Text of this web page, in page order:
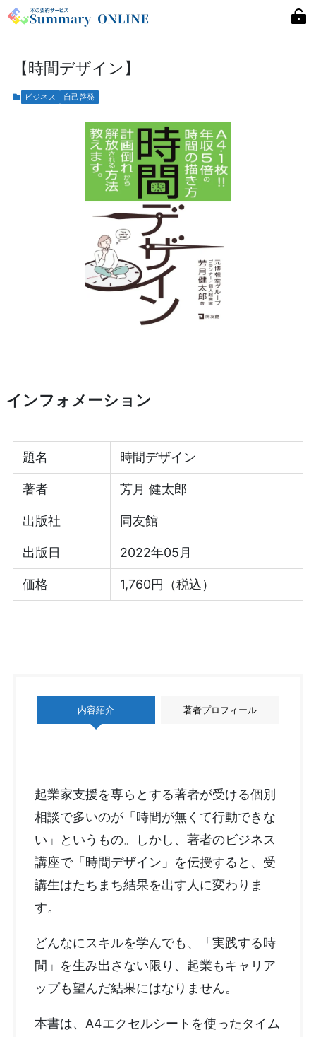
【時間デザイン】
ビジネス 自己啓発
インフォメーション
題名 時間デザイン
著者 芳月 健太郎
出版社 同友館
出版日 2022年05月
価格 1,760円（税込）
内容紹介 著者プロフィール
起業家支援を専らとする著者が受ける個別
相談で多いのが「時間が無くて行動できな
い」というもの。しかし、著者のビジネス
講座で「時間デザイン」を伝授すると、受
講生はたちまち結果を出す人に変わりま
す。
どんなにスキルを学んでも、「実践する時
間」を生み出さない限り、起業もキャリア
ップも望んだ結果にはなりません。
本書は、A4エクセルシートを使ったタイム